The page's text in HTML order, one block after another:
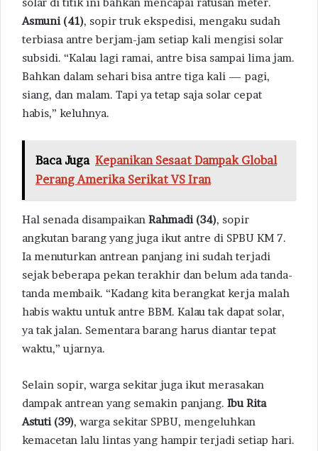
Asmuni (41), sopir truk ekspedisi, mengaku sudah
terbiasa antre berjam-jam setiap kali mengisi solar
subsidi. “Kalau lagi ramai, antre bisa sampai lima jam.
Bahkan dalam sehari bisa antre tiga kali — pagi,
siang, dan malam. Tapi ya tetap saja solar cepat
habis,” keluhnya.
Baca Juga Kepanikan Sesaat Dampak Global
Perang Amerika Serikat VS Iran
Hal senada disampaikan Rahmadi (34), sopir
angkutan barang yang juga ikut antre di SPBU KM 7.
Ia menuturkan antrean panjang ini sudah terjadi
sejak beberapa pekan terakhir dan belum ada tanda-
tanda membaik. “Kadang kita berangkat kerja malah
habis waktu untuk antre BBM. Kalau tak dapat solar,
ya tak jalan. Sementara barang harus diantar tepat
waktu,” ujarnya.
Selain sopir, warga sekitar juga ikut merasakan
dampak antrean yang semakin panjang. Ibu Rita
Astuti (39), warga sekitar SPBU, mengeluhkan
kemacetan lalu lintas yang hampir terjadi setiap hari.